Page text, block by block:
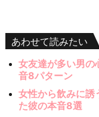
あわせて読みたい
女友達が多い男の
音8パターン
女性から飲みに
た彼の本音8選